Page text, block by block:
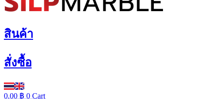
สินค้า
สั่งซื้อ
0.00 ฿ 0 Cart